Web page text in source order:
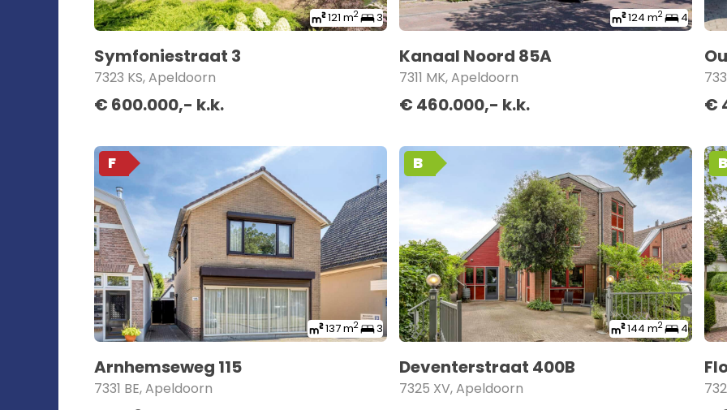
121 m2 3
Symfoniestraat 3
7323 KS, Apeldoorn
€ 600.000,- k.k.
124 m2 4
Kanaal Noord 85A
7311 MK, Apeldoorn
€ 460.000,- k.k. €
F
137 m2 3
Arnhemseweg 115
7331 BE, Apeldoorn
B
144 m2 4
Deventerstraat 400B
7325 XV, Apeldoorn
B